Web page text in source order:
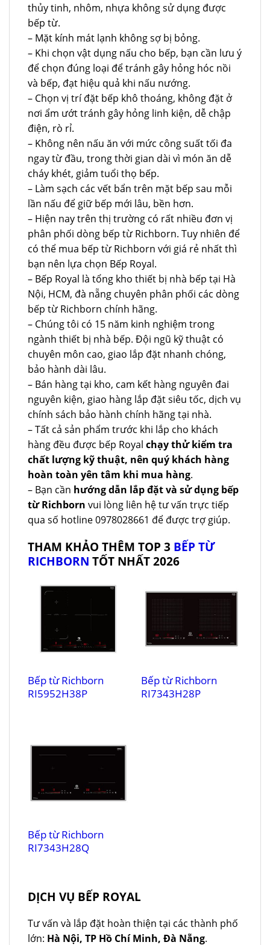
thủy tinh, nhôm, nhựa không sử dụng được
bếp từ.
– Mặt kính mát lạnh không sợ bị bỏng.
– Khi chọn vật dụng nấu cho bếp, bạn cần lưu ý
để chọn đúng loại để tránh gây hỏng hóc nồi
và bếp, đạt hiệu quả khi nấu nướng.
– Chọn vị trí đặt bếp khô thoáng, không đặt ở
nơi ẩm ướt tránh gây hỏng linh kiện, dễ chập
điện, rò rỉ.
– Không nên nấu ăn với mức công suất tối đa
ngay từ đầu, trong thời gian dài vì món ăn dễ
cháy khét, giảm tuổi thọ bếp.
– Làm sạch các vết bẩn trên mặt bếp sau mỗi
lần nấu để giữ bếp mới lâu, bền hơn.
– Hiện nay trên thị trường có rất nhiều đơn vị
phân phối dòng bếp từ Richborn. Tuy nhiên để
có thể mua bếp từ Richborn với giá rẻ nhất thì
bạn nên lựa chọn Bếp Royal.
– Bếp Royal là tổng kho thiết bị nhà bếp tại Hà
Nội, HCM, đà nẵng chuyên phân phối các dòng
bếp từ Richborn chính hãng.
– Chúng tôi có 15 năm kinh nghiệm trong
ngành thiết bị nhà bếp. Đội ngũ kỹ thuật có
chuyên môn cao, giao lắp đặt nhanh chóng,
bảo hành dài lâu.
– Bán hàng tại kho, cam kết hàng nguyên đai
nguyên kiện, giao hàng lắp đặt siêu tốc, dịch vụ
chính sách bảo hành chính hãng tại nhà.
– Tất cả sản phẩm trước khi lắp cho khách
hàng đều được bếp Royal chạy thử kiểm tra
chất lượng kỹ thuật, nên quý khách hàng
hoàn toàn yên tâm khi mua hàng.
– Bạn cần hướng dẫn lắp đặt và sử dụng bếp
từ Richborn vui lòng liên hệ tư vấn trực tiếp
qua số hotline 0978028661 để được trợ giúp.
THAM KHẢO THÊM TOP 3 BẾP TỪ
RICHBORN TỐT NHẤT 2026
Bếp từ Richborn
RI5952H38P
Bếp từ Richborn
RI7343H28P
Bếp từ Richborn
RI7343H28Q
DỊCH VỤ BẾP ROYAL
Tư vấn và lắp đặt hoàn thiện tại các thành phố
lớn: Hà Nội, TP Hồ Chí Minh, Đà Nẵng.